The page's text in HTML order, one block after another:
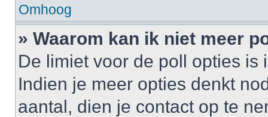
Omhoog
» Waarom kan ik niet meer
De limiet voor de poll opties is
Indien je meer opties denkt
aantal, dien je contact op te